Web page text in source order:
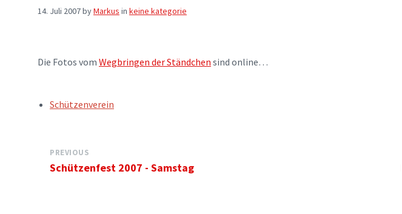
14. Juli 2007byMarkus in keine kategorie
Die Fotos vom Wegbringen der Ständchen sind online…
TAGS:Schützenverein
PREVIOUS
Schützenfest 2007 - Samstag